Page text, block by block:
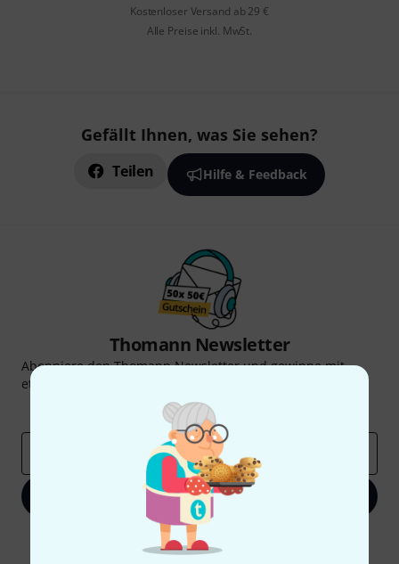
Kostenloser Versand ab 29 €
Alle Preise inkl. MwSt.
Gefällt Ihnen, was Sie sehen?
Teilen Hilfe & Feedback
Thomann Newsletter
Abonniere den Thomann Newsletter und gewinne mit
etwas Glück einen von
Inspirierende Beiträge
Deals
Jetzt anmelden
Mit Klick auf „Jetzt anmelden“ stimmen Sie dem Erhalt von E-Mail-
Werbung und einer Messung des E-Mail-Nutzungsverhaltens zu. Die